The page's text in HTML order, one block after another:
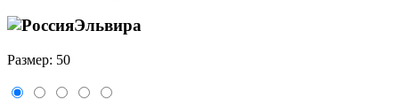
Эльвира
Размер: 50